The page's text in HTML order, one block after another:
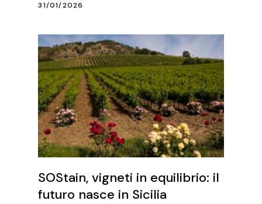
31/01/2026
SOStain, vigneti in equilibrio: il
futuro nasce in Sicilia